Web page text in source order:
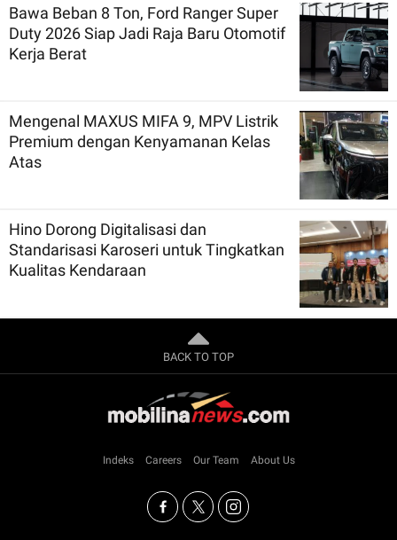
Bawa Beban 8 Ton, Ford Ranger Super
Duty 2026 Siap Jadi Raja Baru Otomotif
Kerja Berat
Mengenal MAXUS MIFA 9, MPV Listrik
Premium dengan Kenyamanan Kelas
Atas
Hino Dorong Digitalisasi dan
Standarisasi Karoseri untuk Tingkatkan
Kualitas Kendaraan
BACK TO TOP
Indeks Careers Our Team About Us